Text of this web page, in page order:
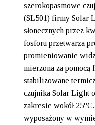
szerokopasmowe
(SL501) firmy Solar
słonecznych przez
fosforu przetwarza
promieniowanie
mierzona za pomocą
stabilizowane
czujnika Solar Light
zakresie wokół
wyposażony w